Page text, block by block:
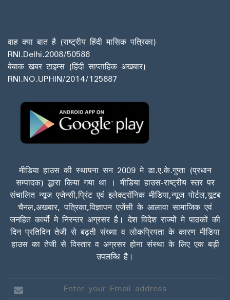
वाह क्या बात है (राष्ट्रीय हिंदी मासिक पत्रिका)
RNI.Delhi.2008/50588
बेबाक खबर टाइम्स (हिंदी साप्ताहिक अखबार)
RNI.NO.UPHIN/2014/125887
मीडिया हाउस की स्थापना सन 2009 मे डा.ए.के.गुप्ता (प्रधान
सम्पादक) द्धारा किया गया था । मीडिया हाउस-राष्ट्रीय स्तर पर
संचालित न्यूज एजेन्सी,प्रिंट एवं इलेक्ट्रॉनिक मीडिया,न्यूज पोर्टल,यूटब
चैनल,अखबार, पत्रिका,विज्ञापन एजेंसी के आलावा सामाजिक एवं
जनहित कार्यो मे निरन्तर अग्रसर है। देश विदेश राज्यों मे पाठकों की
दिन प्रतिदिन तेजी से बढ़ती संख्या व लोकप्रियता के कारण मीडिया
हाउस का तेजी से विस्तार व अग्रसर होना संस्था के लिए एक बड़ी
उपलब्धि है।
Enter
your